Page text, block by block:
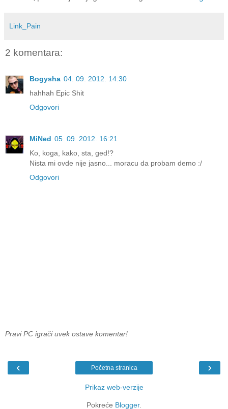
Link_Pain
2 komentara:
Bogysha 04. 09. 2012. 14:30
hahhah Epic Shit
Odgovori
MiNed 05. 09. 2012. 16:21
Ko, koga, kako, sta, ged!?
Nista mi ovde nije jasno... moracu da probam demo :/
Odgovori
Pravi PC igrači uvek ostave komentar!
‹ ›
Početna stranica
Prikaz web-verzije
Pokreće Blogger.